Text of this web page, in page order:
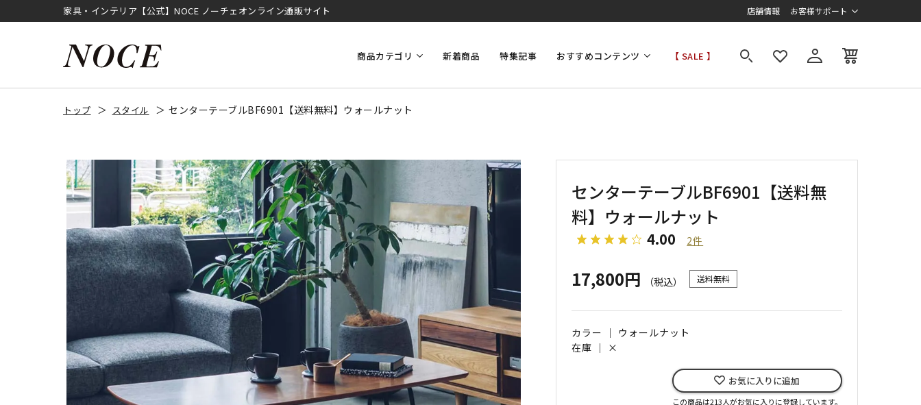
家具・インテリア【公式】NOCE ノーチェオンライン通販サイト 店舗情報 お客様サポート
商品カテゴリ 新着商品 特集記事 おすすめコンテンツ 【 SALE 】
トップ スタイル センターテーブルBF6901【送料無料】ウォールナット
センターテーブルBF6901【送料無
料】ウォールナット
4.00 2件
17,800円 （税込） 送料無料
カラー ｜ ウォールナット
在庫 ｜ ×
お気に入りに追加
この商品は213人がお気に入りに登録しています。